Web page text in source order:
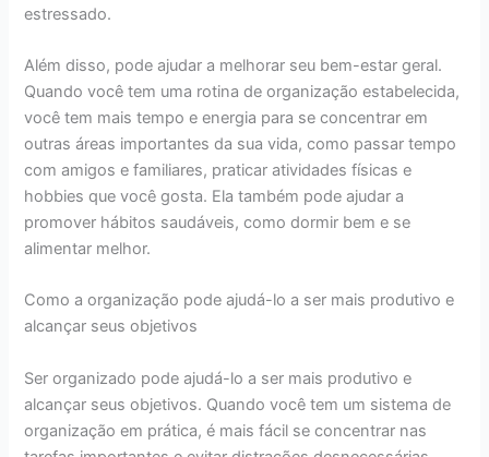
estressado.
Além disso, pode ajudar a melhorar seu bem-estar geral.
Quando você tem uma rotina de organização estabelecida,
você tem mais tempo e energia para se concentrar em
outras áreas importantes da sua vida, como passar tempo
com amigos e familiares, praticar atividades físicas e
hobbies que você gosta. Ela também pode ajudar a
promover hábitos saudáveis, como dormir bem e se
alimentar melhor.
Como a organização pode ajudá-lo a ser mais produtivo e
alcançar seus objetivos
Ser organizado pode ajudá-lo a ser mais produtivo e
alcançar seus objetivos. Quando você tem um sistema de
organização em prática, é mais fácil se concentrar nas